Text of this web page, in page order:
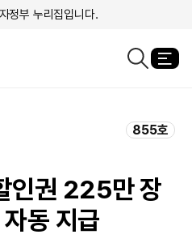
정부 누리집입니다.
855호
인권 225만 장
동 지급